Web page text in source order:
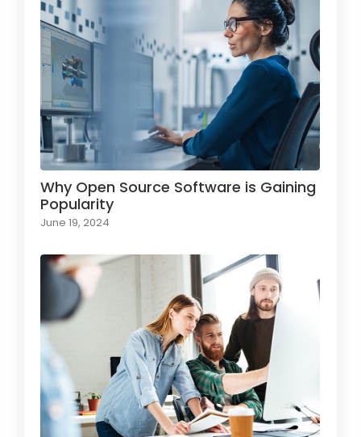
Why Open Source Software is Gaining
Popularity
June 19, 2024